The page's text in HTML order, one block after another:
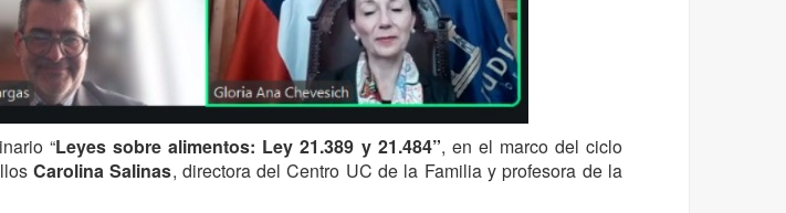
“Leyes sobre alimentos: Ley 21.389 y 21.484”, en el marco del ciclo
Carolina Salinas, directora del Centro UC de la Familia y profesora de la